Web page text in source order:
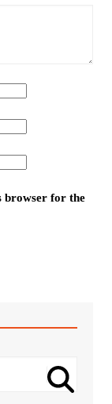
browser for the